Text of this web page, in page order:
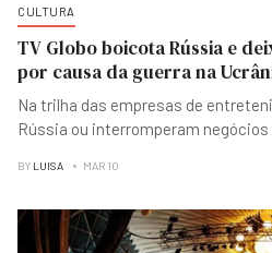
CULTURA
TV Globo boicota Rússia e
por causa da guerra na
Na trilha das empresas de
Rússia ou interromperam negócios
BY LUISA MAR 10